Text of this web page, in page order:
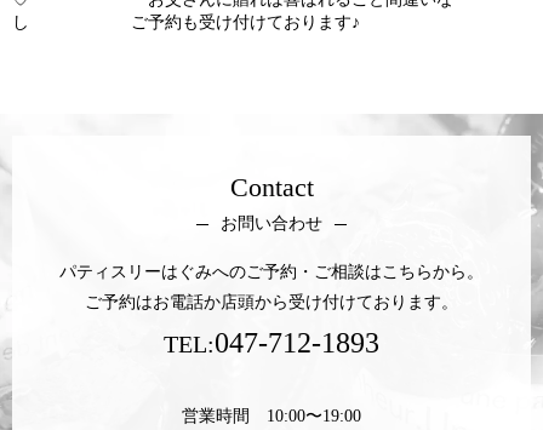
し ご予約も受け付けております♪
Contact
お問い合わせ
パティスリーはぐみへのご予約・ご相談はこちらから。
ご予約はお電話か店頭から受け付けております。
TEL:047-712-1893
営業時間 10:00〜19:00